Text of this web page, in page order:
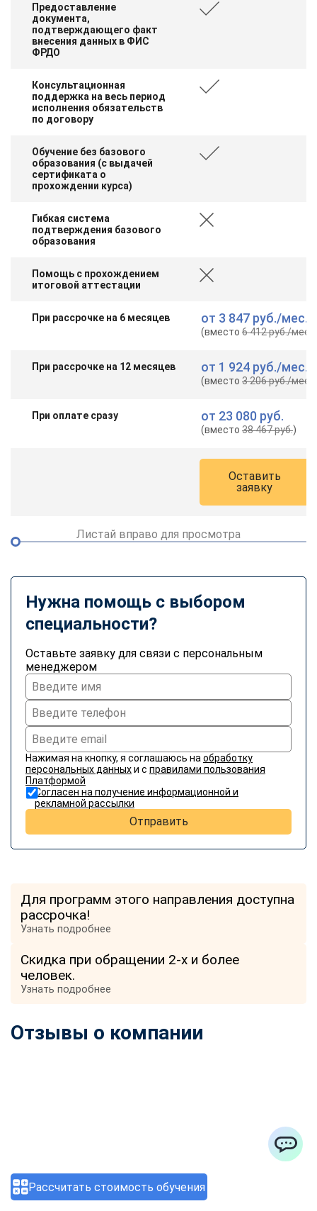
Рассчитать стоимость обучения
Предоставление
документа,
подтверждающего факт
внесения данных в ФИС
ФРДО
Консультационная
поддержка на весь период
исполнения обязательств
по договору
Обучение без базового
образования (с выдачей
сертификата о
прохождении курса)
Гибкая система
подтверждения базового
образования
Помощь с прохождением
итоговой аттестации
При рассрочке на 6 месяцев от 3 847 руб./мес.
(вместо6 412 руб./мес.
При рассрочке на 12 месяцев от 1 924 руб./мес.
(вместо3 206 руб./мес.
При оплате сразу от 23 080 руб.
(вместо38 467 руб.)
Оставить
заявку
Листай вправо для просмотра
Нужна помощь с выбором
специальности?
Оставьте заявку для связи с персональным
менеджером
Нажимая на кнопку, я соглашаюсь на обработку
персональных данныхи с правилами пользования
Платформой
Согласен на получение информационной и
рекламной рассылки
Отправить
Для программ этого направления доступна
рассрочка!
Узнать подробнее
Скидка при обращении 2-х и более
человек.
Узнать подробнее
Отзывы о компании
Мессенджеры
Свяжитесь с нами через любой удобный мессенджер!
Telegram
Vkontakte EMail
Max